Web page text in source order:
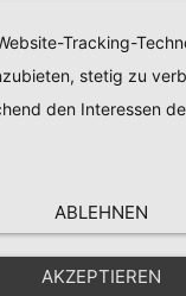
Tracking-
stetig zu
den Interessen
ABLEHNEN
AKZEPTIEREN